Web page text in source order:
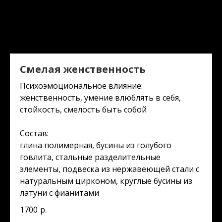
Смелая женственность
Психоэмоциональное влияние:
женственность, умение влюблять в себя,
стойкость, смелость быть собой
Состав:
глина полимерная, бусины из голубого
говлита, стальные разделительные
элементы, подвеска из нержавеющей стали с
натуральным цирконом, круглые бусины из
латуни с фианитами
1700 р.